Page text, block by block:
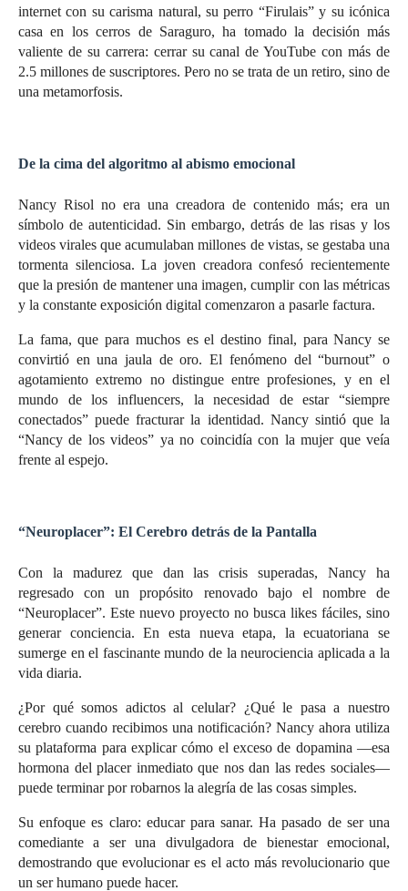
internet con su carisma natural, su perro “Firulais” y su icónica
casa en los cerros de Saraguro, ha tomado la decisión más
valiente de su carrera: cerrar su canal de YouTube con más de
2.5 millones de suscriptores. Pero no se trata de un retiro, sino de
una metamorfosis.
De la cima del algoritmo al abismo emocional
Nancy Risol no era una creadora de contenido más; era un
símbolo de autenticidad. Sin embargo, detrás de las risas y los
videos virales que acumulaban millones de vistas, se gestaba una
tormenta silenciosa. La joven creadora confesó recientemente
que la presión de mantener una imagen, cumplir con las métricas
y la constante exposición digital comenzaron a pasarle factura.
La fama, que para muchos es el destino final, para Nancy se
convirtió en una jaula de oro. El fenómeno del “burnout” o
agotamiento extremo no distingue entre profesiones, y en el
mundo de los influencers, la necesidad de estar “siempre
conectados” puede fracturar la identidad. Nancy sintió que la
“Nancy de los videos” ya no coincidía con la mujer que veía
frente al espejo.
“Neuroplacer”: El Cerebro detrás de la Pantalla
Con la madurez que dan las crisis superadas, Nancy ha
regresado con un propósito renovado bajo el nombre de
“Neuroplacer”. Este nuevo proyecto no busca likes fáciles, sino
generar conciencia. En esta nueva etapa, la ecuatoriana se
sumerge en el fascinante mundo de la neurociencia aplicada a la
vida diaria.
¿Por qué somos adictos al celular? ¿Qué le pasa a nuestro
cerebro cuando recibimos una notificación? Nancy ahora utiliza
su plataforma para explicar cómo el exceso de dopamina —esa
hormona del placer inmediato que nos dan las redes sociales—
puede terminar por robarnos la alegría de las cosas simples.
Su enfoque es claro: educar para sanar. Ha pasado de ser una
comediante a ser una divulgadora de bienestar emocional,
demostrando que evolucionar es el acto más revolucionario que
un ser humano puede hacer.